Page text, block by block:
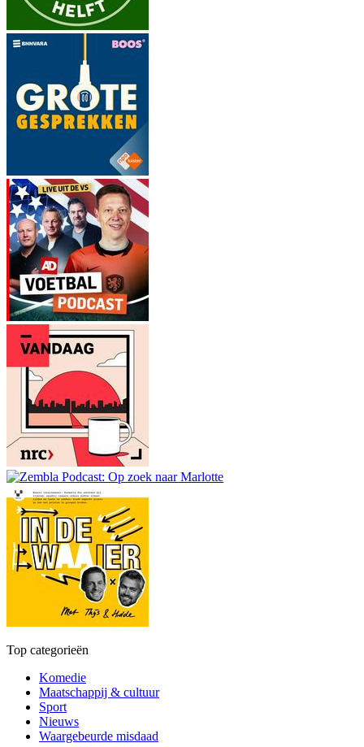
Top categorieën
Komedie
Maatschappij & cultuur
Sport
Nieuws
Waargebeurde misdaad